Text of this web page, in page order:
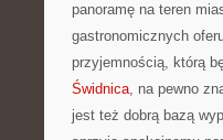
panoramę na teren
gastronomicznych
przyjemnością, którą
Świdnica, na pewno
jest też dobrą bazą